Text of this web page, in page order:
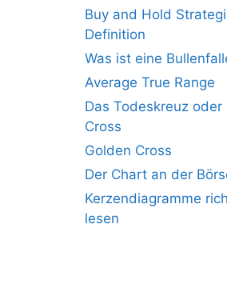
Buy and Hold
Definition
Was ist eine
Average True Range
Das Todeskreuz oder
Cross
Golden Cross
Der Chart an der
Kerzendiagramme
lesen